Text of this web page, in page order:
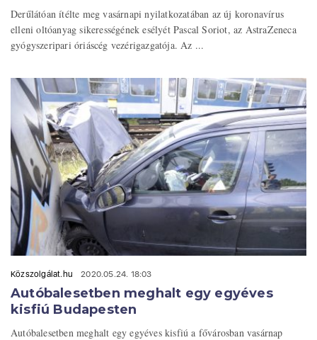
Derűlátóan ítélte meg vasárnapi nyilatkozatában az új koronavírus
elleni oltóanyag sikerességének esélyét Pascal Soriot, az AstraZeneca
gyógyszeripari óriáscég vezérigazgatója. Az ...
Közszolgálat.hu 2020.05.24. 18:03
Autóbalesetben meghalt egy egyéves
kisfiú Budapesten
Autóbalesetben meghalt egy egyéves kisfiú a fővárosban vasárnap